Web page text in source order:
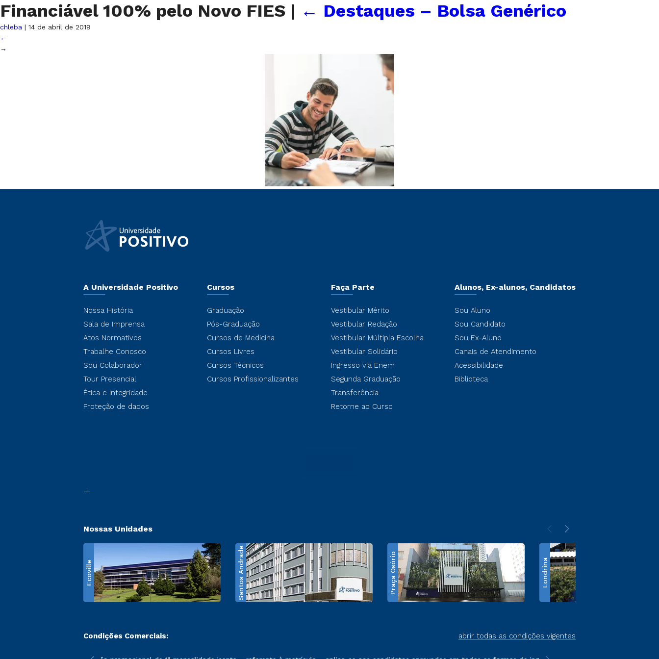
Financiável 100% pelo Novo FIES | ← Destaques – Bolsa Genérico
chleba | 14 de abril de 2019
←
→
A Universidade Positivo
Nossa História
Sala de Imprensa
Atos Normativos
Trabalhe Conosco
Sou Colaborador
Tour Presencial
Ética e Integridade
Proteção de dados
Cursos
Graduação
Pós-Graduação
Cursos de Medicina
Cursos Livres
Cursos Técnicos
Cursos Profissionalizantes
Faça Parte
Vestibular Mérito
Vestibular Redação
Vestibular Múltipla Escolha
Vestibular Solidário
Ingresso via Enem
Segunda Graduação
Transferência
Retorne ao Curso
Alunos, Ex-alunos, Candidatos
Sou Aluno
Sou Candidato
Sou Ex-Aluno
Canais de Atendimento
Acessibilidade
Biblioteca
Nossas Unidades
Ecoville Santos Andrade Praça Osório Londrina
Condições Comerciais: abrir todas as condições vigentes